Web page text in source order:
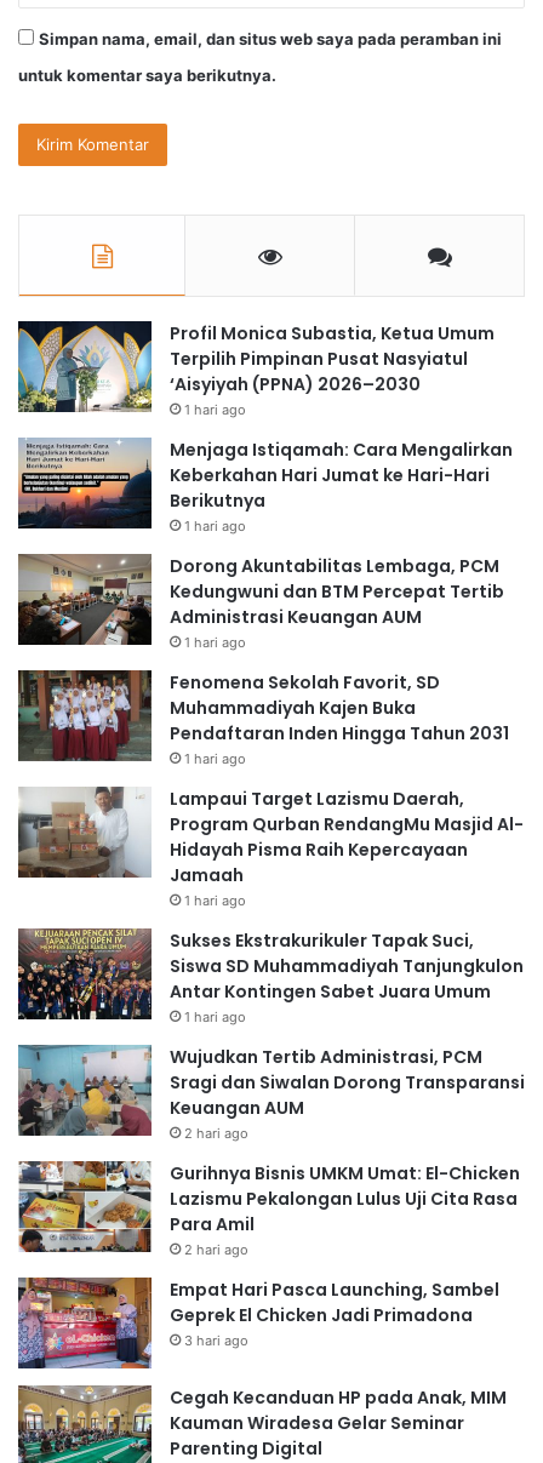
Simpan nama, email, dan situs web saya pada peramban ini
untuk komentar saya berikutnya.
Profil Monica Subastia, Ketua Umum
Terpilih Pimpinan Pusat Nasyiatul
‘Aisyiyah (PPNA) 2026–2030
1 hari ago
Menjaga Istiqamah: Cara Mengalirkan
Keberkahan Hari Jumat ke Hari-Hari
Berikutnya
1 hari ago
Dorong Akuntabilitas Lembaga, PCM
Kedungwuni dan BTM Percepat Tertib
Administrasi Keuangan AUM
1 hari ago
Fenomena Sekolah Favorit, SD
Muhammadiyah Kajen Buka
Pendaftaran Inden Hingga Tahun 2031
1 hari ago
Lampaui Target Lazismu Daerah,
Program Qurban RendangMu Masjid Al-
Hidayah Pisma Raih Kepercayaan
Jamaah
1 hari ago
Sukses Ekstrakurikuler Tapak Suci,
Siswa SD Muhammadiyah Tanjungkulon
Antar Kontingen Sabet Juara Umum
1 hari ago
Wujudkan Tertib Administrasi, PCM
Sragi dan Siwalan Dorong Transparansi
Keuangan AUM
2 hari ago
Gurihnya Bisnis UMKM Umat: El-Chicken
Lazismu Pekalongan Lulus Uji Cita Rasa
Para Amil
2 hari ago
Empat Hari Pasca Launching, Sambel
Geprek El Chicken Jadi Primadona
3 hari ago
Cegah Kecanduan HP pada Anak, MIM
Kauman Wiradesa Gelar Seminar
Parenting Digital